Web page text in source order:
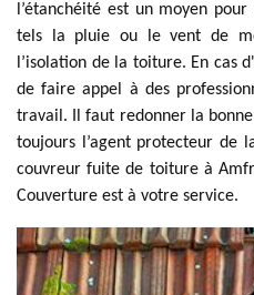
l’étanchéité est un moyen
tels la pluie ou le vent de
l’isolation de la toiture. En cas
de faire appel à des
travail. Il faut redonner la
toujours l’agent protecteur de
couvreur fuite de toiture à
Couverture est à votre service.